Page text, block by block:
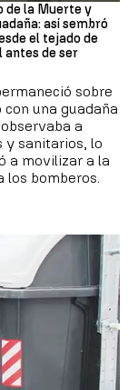
de la Muerte y
así sembró
el tejado de
antes de ser
sobre
una guadaña
a
y sanitarios, lo
a movilizar a la
los bomberos.